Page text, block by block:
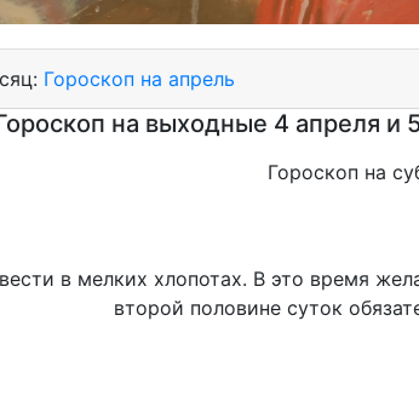
Гороскоп на апрель
на выходные 4 апреля и
Гороскоп на
в мелких хлопотах. В это время
второй половине суток